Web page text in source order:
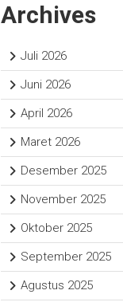
Archives
Juli 2026
Juni 2026
April 2026
Maret 2026
Desember 2025
November 2025
Oktober 2025
September 2025
Agustus 2025